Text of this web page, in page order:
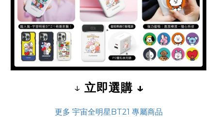
↓ 立即選購 ↓
更多 宇宙全明星BT21 專屬商品